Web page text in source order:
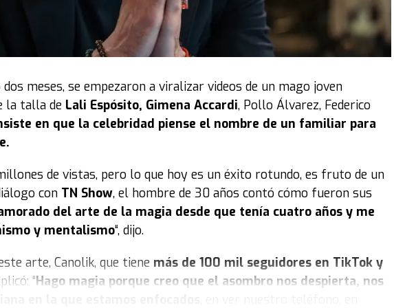
, porque yo me inspiro mucho en él. La marca antes se
difícil para la gente, el año pasado lo cambié por
Russy
dice él desde chiquita", reveló la joven emprendedora.
me esperaba con la comida; siempre estuvo y fue el que me
terminé el secundario. Gracias a eso empecé a relacionarme con
productos y hasta viví afuera”, contó.
lo quiero hacer parte siempre”, aseguró Cami.
joven expresó: “Creo que generó mucha espontaneidad, no fue nada
se podía hacer tan viral, fue algo normal. Te esperas que la gente
veíamos el video y llorábamos, le ves la carita como si le
una expresión que para mí eso también conectó mucho con la
meses, se empezaron a viralizar videos de un mago joven
la talla de Lali Espósito, Gimena Accardi, Pollo Álvarez, Federico
en que la celebridad piense el nombre de un familiar para
de vistas, pero lo que hoy es un éxito rotundo, es fruto de un
con TN Show, el hombre de 30 años contó cómo fueron sus
del arte de la magia desde que tenía cuatro años y me
y mentalismo“, dijo.
arte, Canolik, que tiene más de 100 mil seguidores en TikTok y
“Hago magia porque creo que el asombro nos despierta, nos